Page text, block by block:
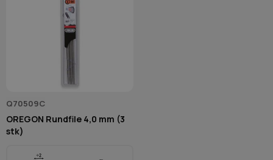
Q70509C
OREGON Rundfile 4,0 mm (3
stk)